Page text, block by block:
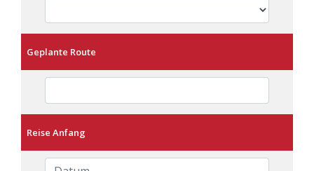
Geplante Route
Reise Anfang